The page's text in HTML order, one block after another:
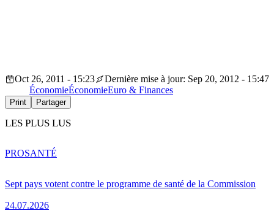
Oct 26, 2011 - 15:23
Dernière mise à jour: Sep 20, 2012 - 15:47
ÉconomieÉconomieEuro & Finances
Print Partager
LES PLUS LUS
Sept pays votent contre le programme de santé de la Commission
24.07.2026
PROSANTÉ